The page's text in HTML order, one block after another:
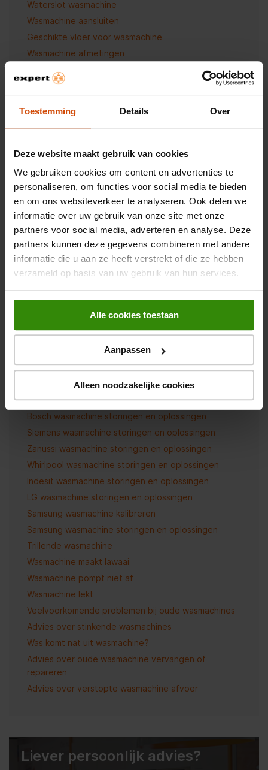
Toestemming Details Over
Deze website maakt gebruik van cookies
We gebruiken cookies om content en advertenties te
personaliseren, om functies voor social media te bieden
en om ons websiteverkeer te analyseren. Ook delen we
informatie over uw gebruik van onze site met onze
partners voor social media, adverteren en analyse. Deze
partners kunnen deze gegevens combineren met andere
informatie die u aan ze heeft verstrekt of die ze hebben
verzameld op basis van uw gebruik van hun services.
Alle cookies toestaan
Aanpassen
Alleen noodzakelijke cookies
Waterslot wasmachine
Wasmachine aansluiten
Geschikte vloer voor wasmachine
Wasmachine afmetingen
Welk vulgewicht heeft je wasmachine nodig?
Wat verbruikt een wasmachine?
Wasmachine ontkalken
Zo reinig je je wasmachine
Wasmachine verhuizen
Advies over droger op wasmachine
Wat is automatisch doseren?
Koolborstelmotor of koolborstelloze motor?
Symbolen wasmachine
Advies over storingen en problemen:
AEG wasmachine storingen en oplossingen
Bosch wasmachine storingen en oplossingen
Siemens wasmachine storingen en oplossingen
Zanussi wasmachine storingen en oplossingen
Whirlpool wasmachine storingen en oplossingen
Indesit wasmachine storingen en oplossingen
LG wasmachine storingen en oplossingen
Samsung wasmachine kalibreren
Samsung wasmachine storingen en oplossingen
Trillende wasmachine
Wasmachine maakt lawaai
Wasmachine pompt niet af
Wasmachine lekt
Veelvoorkomende problemen bij oude wasmachines
Advies over stinkende wasmachines
Was komt nat uit wasmachine?
Advies over oude wasmachine vervangen of
repareren
Advies over verstopte wasmachine afvoer
Liever persoonlijk advies?